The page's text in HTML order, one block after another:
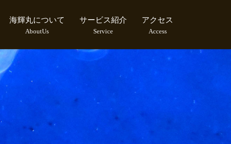
海輝丸について
AboutUs
サービス紹介
Service
アクセス
Access